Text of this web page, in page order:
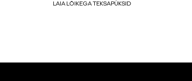
LAIA LÕIKEGA TEKSAPÜKSID